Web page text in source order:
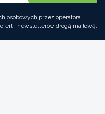
osobowych przez operatora
i newsletterów drogą mailową.